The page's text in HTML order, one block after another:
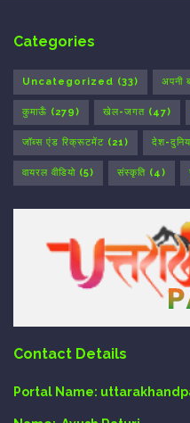
Categories
Uncategorized (33) अपनी
कुमाऊँ (279) खेल-जगत (47)
जॉब्स एंड रिक्रूटमेंट (21) देश-
वायरल वीडियो (5) संस्कृति (4)
Contact Details
Portal Name: